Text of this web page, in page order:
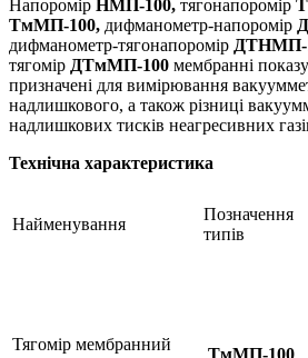
Напоромір НМП-100, тягонапоромір
ТмМП-100, дифманометр-напоромір
дифманометр-тягонапоромір ДТНМП-
тягомір ДТмМП-100 мембранні
призначені для вимірювання
надлишкового, а також різниці
надлишкових тисків неагресивних
Технічна характеристика
Найменування
Позначення
типів
Тягомір мембранний
ТмМП-100